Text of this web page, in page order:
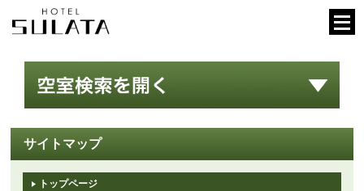
サイトマップ
トップページ